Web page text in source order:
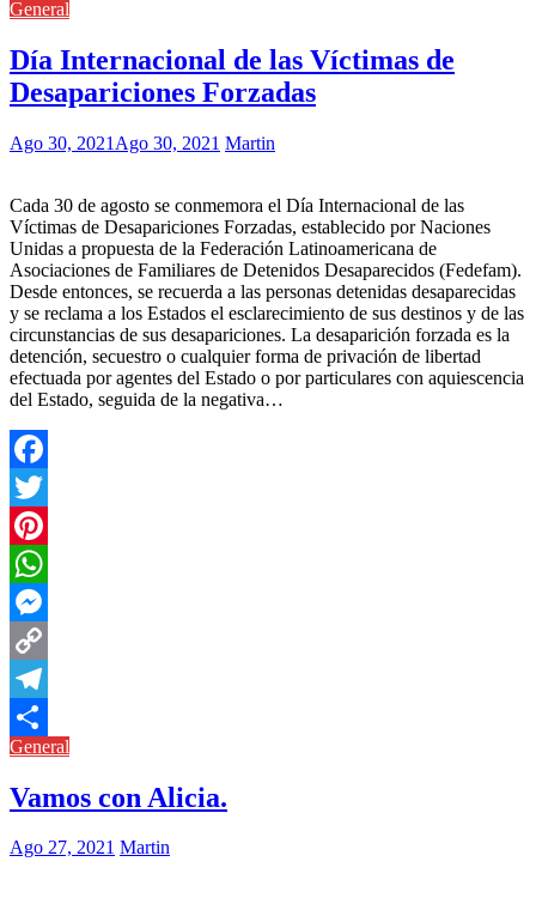
Compartir
General
Día Internacional de las Víctimas de
Desapariciones Forzadas
Ago 30, 2021 Ago 30, 2021 Martin
Cada 30 de agosto se conmemora el Día Internacional de las
Víctimas de Desapariciones Forzadas, establecido por Naciones
Unidas a propuesta de la Federación Latinoamericana de
Asociaciones de Familiares de Detenidos Desaparecidos (Fedefam).
Desde entonces, se recuerda a las personas detenidas desaparecidas
y se reclama a los Estados el esclarecimiento de sus destinos y de las
circunstancias de sus desapariciones. La desaparición forzada es la
detención, secuestro o cualquier forma de privación de libertad
efectuada por agentes del Estado o por particulares con aquiescencia
del Estado, seguida de la negativa…
Facebook
Twitter
Pinterest
WhatsApp
Messenger
Copy
Link
Telegram
Compartir
General
Vamos con Alicia.
Ago 27, 2021 Martin